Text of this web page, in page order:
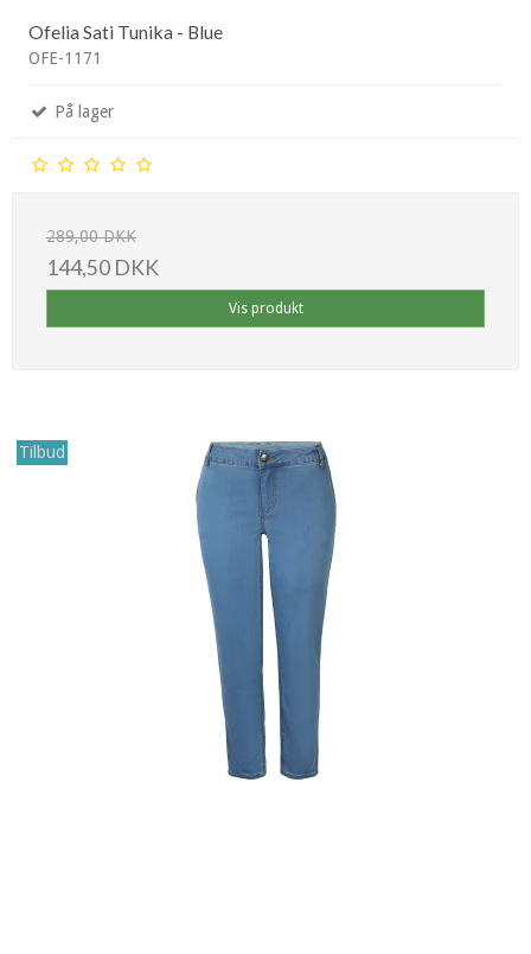
Ofelia Sati Tunika - Blue
OFE-1171
På lager
289,00 DKK
144,50 DKK
Vis produkt
Tilbud